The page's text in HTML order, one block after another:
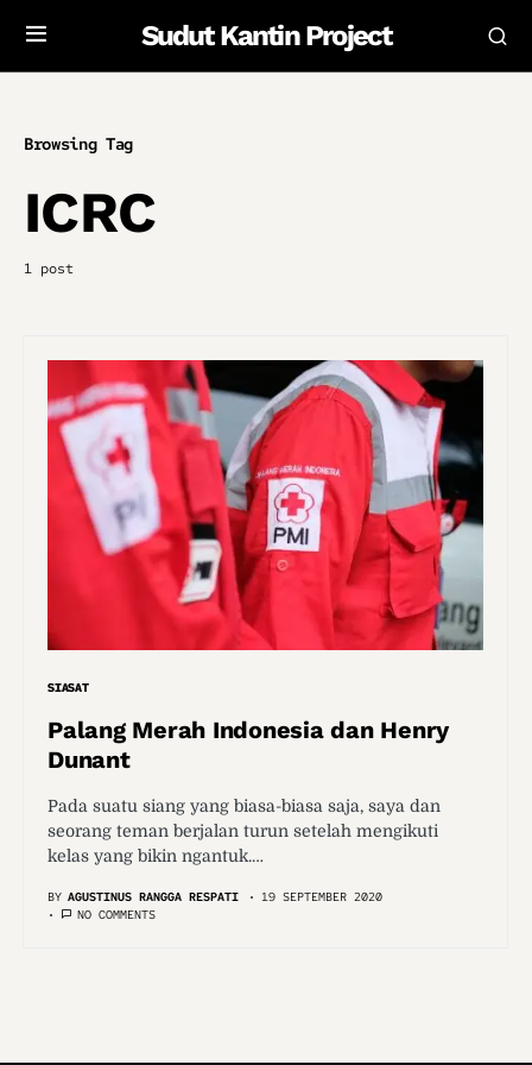
Sudut Kantin Project
Browsing Tag
ICRC
1 post
SIASAT
Palang Merah Indonesia dan Henry
Dunant
Pada suatu siang yang biasa-biasa saja, saya dan
seorang teman berjalan turun setelah mengikuti
kelas yang bikin ngantuk.…
BY AGUSTINUS RANGGA RESPATI
19 SEPTEMBER 2020
NO COMMENTS